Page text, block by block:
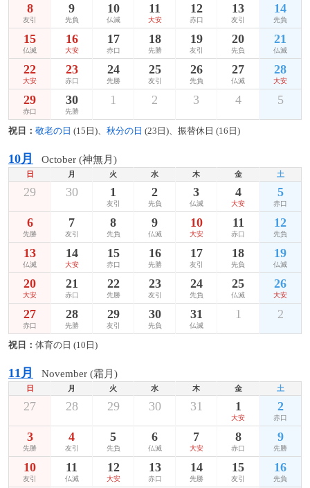
8
友引
9
先負
10
仏滅
11
大安
12
赤口
13
友引
14
先負
15
仏滅
16
大安
17
赤口
18
先勝
19
友引
20
先負
21
仏滅
22
大安
23
赤口
24
先勝
25
友引
26
先負
27
仏滅
28
大安
29
赤口
30
先勝
1 2 3 4 5
祝日： 敬老の日 (15日)、 秋分の日 (23日)、振替休日 (16日)
10月 October (神無月)
日 月 火 水 木 金 土
29 30 1
友引
2
先負
3
仏滅
4
大安
5
赤口
6
先勝
7
友引
8
先負
9
仏滅
10
大安
11
赤口
12
先負
13
仏滅
14
大安
15
赤口
16
先勝
17
友引
18
先負
19
仏滅
20
大安
21
赤口
22
先勝
23
友引
24
先負
25
仏滅
26
大安
27
赤口
28
先勝
29
友引
30
先負
31
仏滅
1 2
祝日： 体育の日 (10日)
11月 November (霜月)
日 月 火 水 木 金 土
27 28 29 30 31 1
大安
2
赤口
3
先勝
4
友引
5
先負
6
仏滅
7
大安
8
赤口
9
先勝
10
友引
11
仏滅
12
大安
13
赤口
14
先勝
15
友引
16
先負